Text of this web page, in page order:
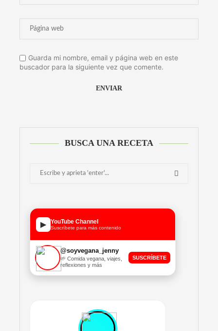
Guarda mi nombre, email y página web en este
buscador para la siguiente vez que comente.
BUSCA UNA RECETA
▶ YouTube Channel
Suscríbete para más contenido
@soyvegana_jenny
🌱 Comida vegana, viajes,
reflexiones y más
SUSCRÍBETE